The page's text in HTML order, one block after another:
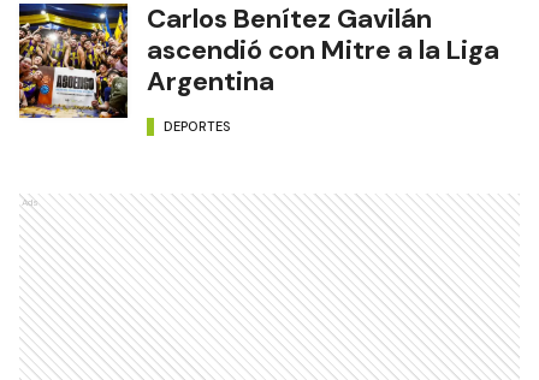
Carlos Benítez Gavilán
ascendió con Mitre a la Liga
Argentina
DEPORTES
Ads